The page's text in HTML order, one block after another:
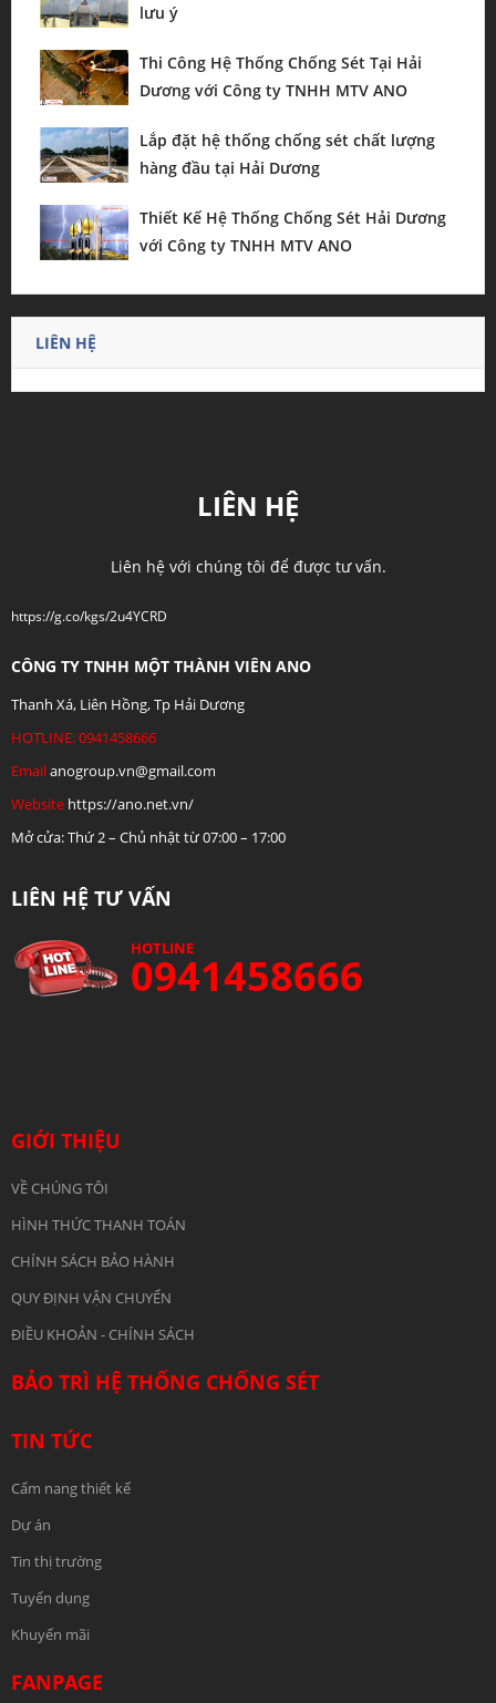
lưu ý
Thi Công Hệ Thống Chống Sét Tại Hải
Dương với Công ty TNHH MTV ANO
Lắp đặt hệ thống chống sét chất lượng
hàng đầu tại Hải Dương
Thiết Kế Hệ Thống Chống Sét Hải Dương
với Công ty TNHH MTV ANO
LIÊN HỆ
LIÊN HỆ
Liên hệ với chúng tôi để được tư vấn.
https://g.co/kgs/2u4YCRD
CÔNG TY TNHH MỘT THÀNH VIÊN ANO
Thanh Xá, Liên Hồng, Tp Hải Dương
HOTLINE: 0941458666
Emailanogroup.vn@gmail.com
Website https://ano.net.vn/
Mở cửa: Thứ 2 – Chủ nhật từ 07:00 – 17:00
LIÊN HỆ TƯ VẤN
HOTLINE
0941458666
GIỚI THIỆU
VỀ CHÚNG TÔI
HÌNH THỨC THANH TOÁN
CHÍNH SÁCH BẢO HÀNH
QUY ĐỊNH VẬN CHUYỂN
ĐIỀU KHOẢN - CHÍNH SÁCH
BẢO TRÌ HỆ THỐNG CHỐNG SÉT
TIN TỨC
Cẩm nang thiết kế
Dự án
Tin thị trường
Tuyển dụng
Khuyến mãi
FANPAGE